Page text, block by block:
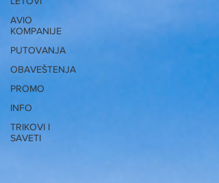
AVIO
KOMPANIJE
PUTOVANJA
OBAVEŠTENJA
PROMO
INFO
TRIKOVI I
SAVETI